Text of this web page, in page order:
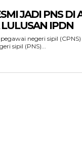
JADI PNS DI
IPDN
negeri sipil
sipil (PNS)...